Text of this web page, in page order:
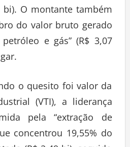
bi). O montante também
do valor bruto gerado
e gás” (R$ 3,07
o quesito foi valor da
(VTI), a liderança
pela “extração de
concentrou 19,55% do